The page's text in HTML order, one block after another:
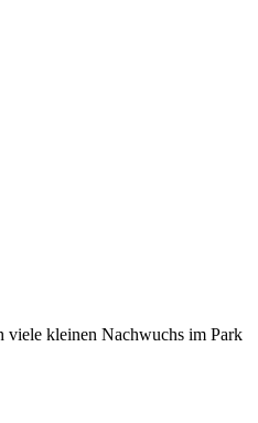
viele kleinen Nachwuchs im Park